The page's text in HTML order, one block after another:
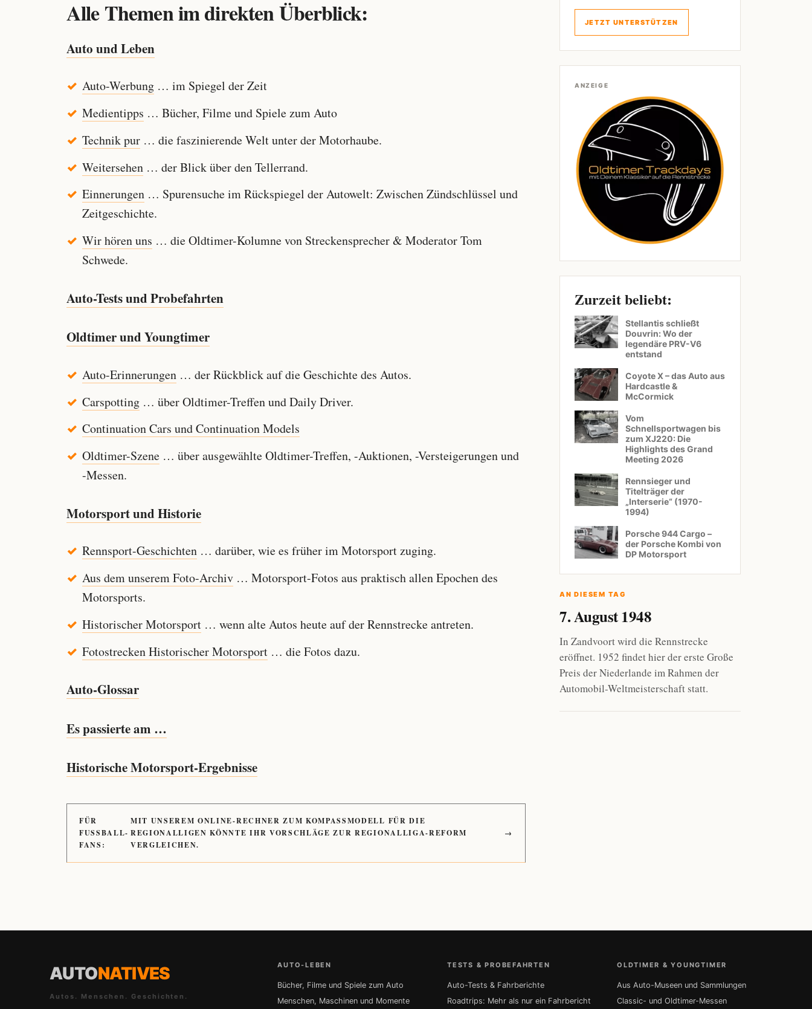
Alle Themen im direkten Überblick:
Auto und Leben
Auto-Werbung… im Spiegel der Zeit
Medientipps … Bücher, Filme und Spiele zum Auto
Technik pur… die faszinierende Welt unter der Motorhaube.
Weitersehen… der Blick über den Tellerrand.
Einnerungen… Spurensuche im Rückspiegel der Autowelt: Zwischen Zündschlüssel und
Zeitgeschichte.
Wir hören uns … die Oldtimer-Kolumne von Streckensprecher & Moderator Tom
Schwede.
Auto-Tests und Probefahrten
Oldtimer und Youngtimer
Auto-Erinnerungen… der Rückblick auf die Geschichte des Autos.
Carspotting… über Oldtimer-Treffen und Daily Driver.
Continuation Cars und Continuation Models
Oldtimer-Szene… über ausgewählte Oldtimer-Treffen, -Auktionen, -Versteigerungen und
-Messen.
Motorsport und Historie
Rennsport-Geschichten… darüber, wie es früher im Motorsport zuging.
Aus dem unserem Foto-Archiv… Motorsport-Fotos aus praktisch allen Epochen des
Motorsports.
Historischer Motorsport… wenn alte Autos heute auf der Rennstrecke antreten.
Fotostrecken Historischer Motorsport… die Fotos dazu.
Auto-Glossar
Es passierte am …
Historische Motorsport-Ergebnisse
FÜR
FUSSBALL-
FANS:
MIT UNSEREM ONLINE-RECHNER ZUM KOMPASSMODELL FÜR DIE
REGIONALLIGEN KÖNNTE IHR VORSCHLÄGE ZUR REGIONALLIGA-REFORM
VERGLEICHEN.
→
JETZT UNTERSTÜTZEN
ANZEIGE
Zurzeit beliebt:
Stellantis schließt
Douvrin: Wo der
legendäre PRV-V6
entstand
Coyote X – das Auto aus
Hardcastle &
McCormick
Vom
Schnellsportwagen bis
zum XJ220: Die
Highlights des Grand
Meeting 2026
Rennsieger und
Titelträger der
„Interserie“ (1970-
1994)
Porsche 944 Cargo –
der Porsche Kombi von
DP Motorsport
AN DIESEM TAG
7. August 1948
In Zandvoort wird die Rennstrecke
eröffnet. 1952 findet hier der erste Große
Preis der Niederlande im Rahmen der
Automobil-Weltmeisterschaft statt.
AUTONATIVES
Autos. Menschen. Geschichten.
AUTO-LEBEN
Bücher, Filme und Spiele zum Auto
Menschen, Maschinen und Momente
TESTS & PROBEFAHRTEN
Auto-Tests & Fahrberichte
Roadtrips: Mehr als nur ein Fahrbericht
OLDTIMER & YOUNGTIMER
Aus Auto-Museen und Sammlungen
Classic- und Oldtimer-Messen